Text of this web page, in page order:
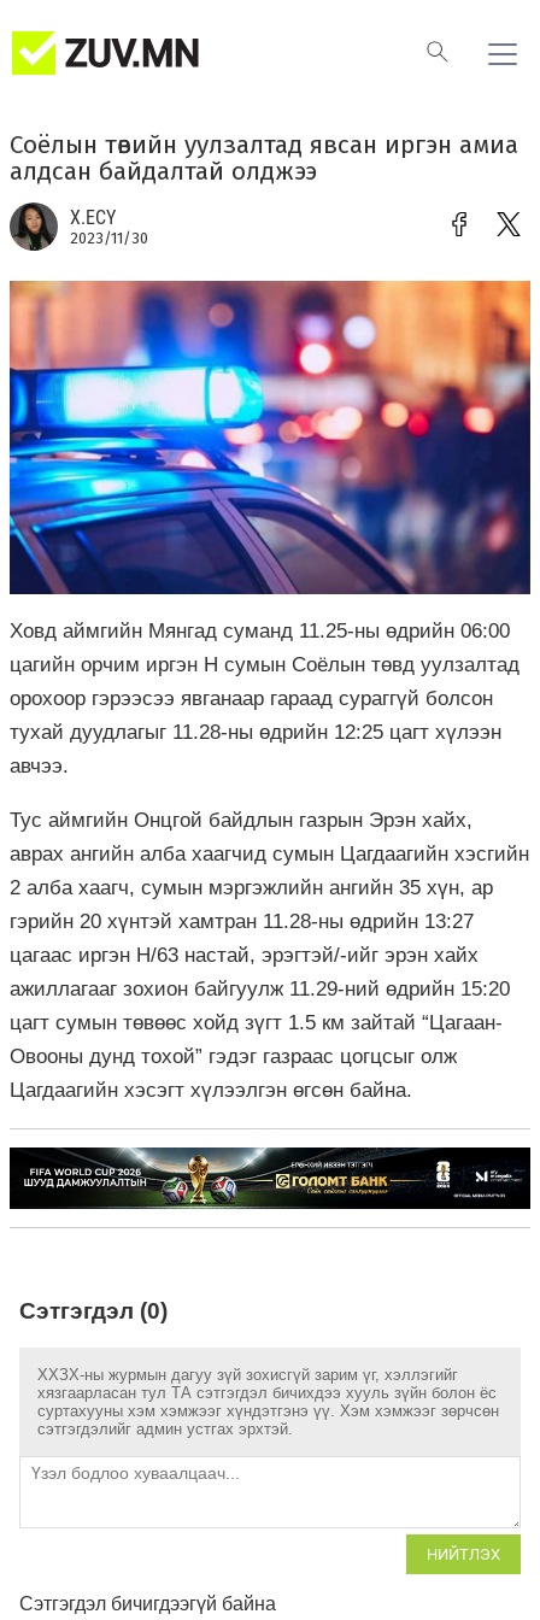
Соёлын төвийн уулзалтад явсан иргэн амиа
алдсан байдалтай олджээ
Х.ЕСҮ
2023/11/30
Ховд аймгийн Мянгад суманд 11.25-ны өдрийн 06:00
цагийн орчим иргэн Н сумын Соёлын төвд уулзалтад
орохоор гэрээсээ явганаар гараад сураггүй болсон
тухай дуудлагыг 11.28-ны өдрийн 12:25 цагт хүлээн
авчээ.
Тус аймгийн Онцгой байдлын газрын Эрэн хайх,
аврах ангийн алба хаагчид сумын Цагдаагийн хэсгийн
2 алба хаагч, сумын мэргэжлийн ангийн 35 хүн, ар
гэрийн 20 хүнтэй хамтран 11.28-ны өдрийн 13:27
цагаас иргэн Н/63 настай, эрэгтэй/-ийг эрэн хайх
ажиллагааг зохион байгуулж 11.29-ний өдрийн 15:20
цагт сумын төвөөс хойд зүгт 1.5 км зайтай “Цагаан-
Овооны дунд тохой” гэдэг газраас цогцсыг олж
Цагдаагийн хэсэгт хүлээлгэн өгсөн байна.
Сэтгэгдэл (0)
ХХЗХ-ны журмын дагуу зүй зохисгүй зарим үг, хэллэгийг
хязгаарласан тул ТА сэтгэгдэл бичихдээ хууль зүйн болон ёс
суртахууны хэм хэмжээг хүндэтгэнэ үү. Хэм хэмжээг зөрчсөн
сэтгэгдэлийг админ устгах эрхтэй.
НИЙТЛЭХ
Сэтгэгдэл бичигдээгүй байна